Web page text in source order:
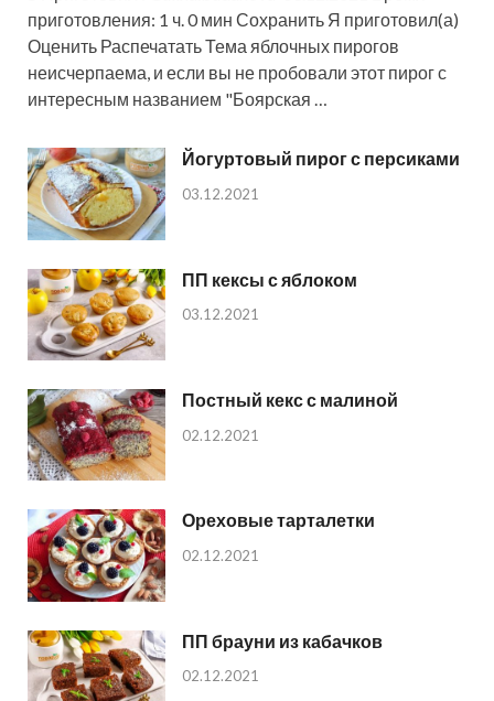
приготовления: 1 ч. 0 мин Сохранить Я приготовил(а)
Оценить Распечатать Тема яблочных пирогов
неисчерпаема, и если вы не пробовали этот пирог с
интересным названием "Боярская …
Йогуртовый пирог с персиками
03.12.2021
ПП кексы с яблоком
03.12.2021
Постный кекс с малиной
02.12.2021
Ореховые тарталетки
02.12.2021
ПП брауни из кабачков
02.12.2021